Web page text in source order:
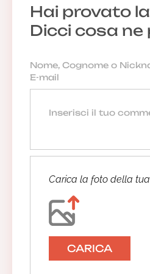
Hai provato
Dicci cosa ne
Carica la foto della
CARICA